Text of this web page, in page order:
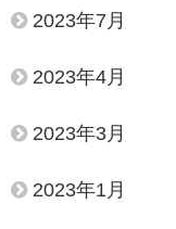
2023年7月
2023年4月
2023年3月
2023年1月